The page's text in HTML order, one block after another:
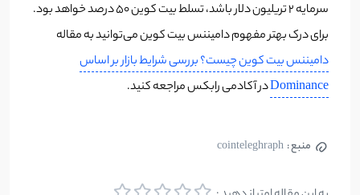
سرمایه 2 تریلیون دلار باشد، تسلط بیت کوین 50 درصد خواهد بود.
برای درک بهتر مفهوم دامیننس بیت کوین می‌توانید به مقاله
دامیننس بیت کوین چیست؟ بررسی شرایط بازار بر اساس
Dominanceدر آکادمی رابکس مراجعه کنید.
منبع : cointeleghraph